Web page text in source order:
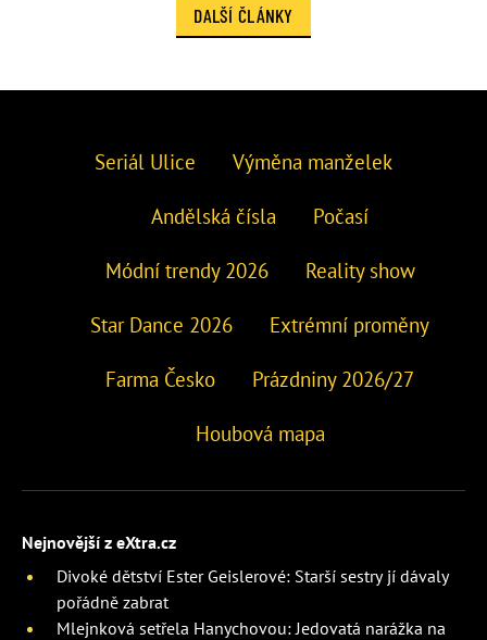
DALŠÍ ČLÁNKY
Seriál Ulice Výměna manželek
Andělská čísla Počasí
Módní trendy 2026 Reality show
Star Dance 2026 Extrémní proměny
Farma Česko Prázdniny 2026/27
Houbová mapa
Nejnovější z eXtra.cz
Divoké dětství Ester Geislerové: Starší sestry jí dávaly
pořádně zabrat
Mlejnková setřela Hanychovou: Jedovatá narážka na